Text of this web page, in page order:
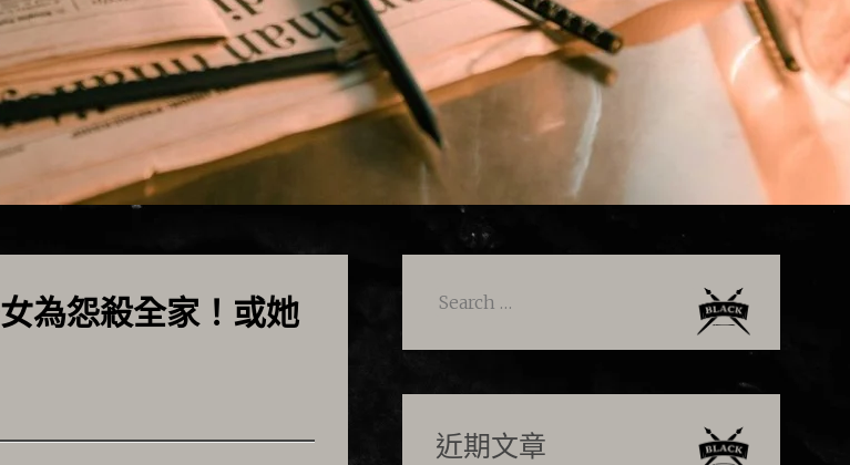
為怨殺全家！或她
Search
近期文章